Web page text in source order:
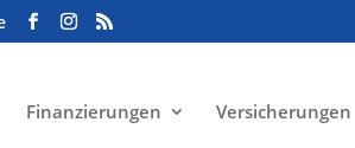
Finanzierungen Versicherungen